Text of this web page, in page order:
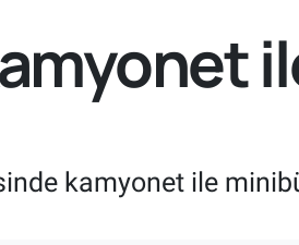
kamyonet ile